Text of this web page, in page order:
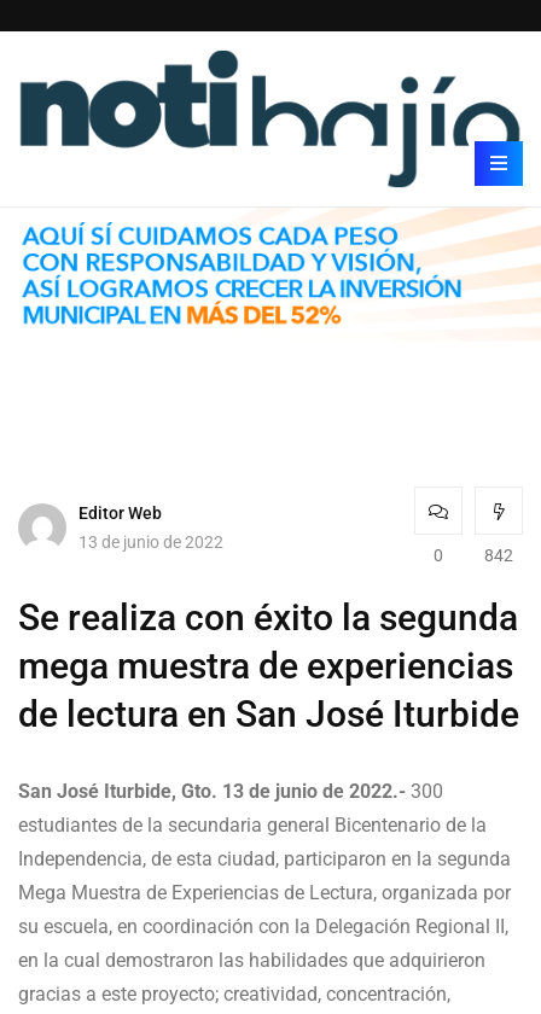
Editor Web
13 de junio de 2022
0 842
Se realiza con éxito la segunda
mega muestra de experiencias
de lectura en San José Iturbide
San José Iturbide, Gto. 13 de junio de 2022.- 300
estudiantes de la secundaria general Bicentenario de la
Independencia, de esta ciudad, participaron en la segunda
Mega Muestra de Experiencias de Lectura, organizada por
su escuela, en coordinación con la Delegación Regional II,
en la cual demostraron las habilidades que adquirieron
gracias a este proyecto; creatividad, concentración,